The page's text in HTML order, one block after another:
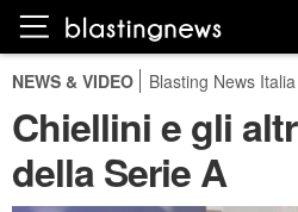
NEWS & VIDEO Blasting News Italia
Chiellini e gli
della Serie A